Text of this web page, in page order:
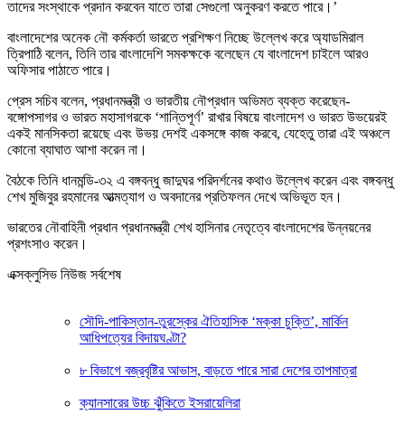
তাদের সংস্থাকে প্রদান করবেন যাতে তারা সেগুলো অনুকরণ করতে পারে।’
বাংলাদেশের অনেক নৌ কর্মকর্তা ভারতে প্রশিক্ষণ নিচ্ছে উল্লেখ করে অ্যাডমিরাল
ত্রিপাঠি বলেন, তিনি তার বাংলাদেশি সমকক্ষকে বলেছেন যে বাংলাদেশ চাইলে আরও
অফিসার পাঠাতে পারে।
প্রেস সচিব বলেন, প্রধানমন্ত্রী ও ভারতীয় নৌপ্রধান অভিমত ব্যক্ত করেছেন-
বঙ্গোপসাগর ও ভারত মহাসাগরকে ‘শান্তিপূর্ণ’ রাখার বিষয়ে বাংলাদেশ ও ভারত উভয়েরই
একই মানসিকতা রয়েছে এবং উভয় দেশই একসঙ্গে কাজ করবে, যেহেতু তারা এই অঞ্চলে
কোনো ব্যাঘাত আশা করেন না।
বৈঠকে তিনি ধানমন্ডি-৩২ এ বঙ্গবন্ধু জাদুঘর পরিদর্শনের কথাও উল্লেখ করেন এবং বঙ্গবন্ধু
শেখ মুজিবুর রহমানের আত্মত্যাগ ও অবদানের প্রতিফলন দেখে অভিভূত হন।
ভারতের নৌবাহিনী প্রধান প্রধানমন্ত্রী শেখ হাসিনার নেতৃত্বে বাংলাদেশের উন্নয়নের
প্রশংসাও করেন।
এক্সক্লুসিভ নিউজ সর্বশেষ
সৌদি-পাকিস্তান-তুরস্কের ঐতিহাসিক ‘মক্কা চুক্তি’, মার্কিন
আধিপত্যের বিদায়ঘণ্টা?
৮ বিভাগে বজ্রবৃষ্টির আভাস, বাড়তে পারে সারা দেশের তাপমাত্রা
ক্যানসারের উচ্চ ঝুঁকিতে ইসরায়েলিরা